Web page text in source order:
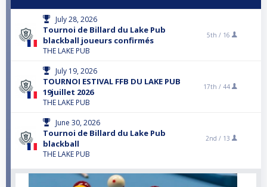
July 28, 2026
Tournoi de Billard du Lake Pub
blackball joueurs confirmés
THE LAKE PUB
5th / 16
July 19, 2026
TOURNOI ESTIVAL FFB DU LAKE PUB
19juillet 2026
THE LAKE PUB
17th / 44
June 30, 2026
Tournoi de Billard du Lake Pub
blackball
THE LAKE PUB
2nd / 13